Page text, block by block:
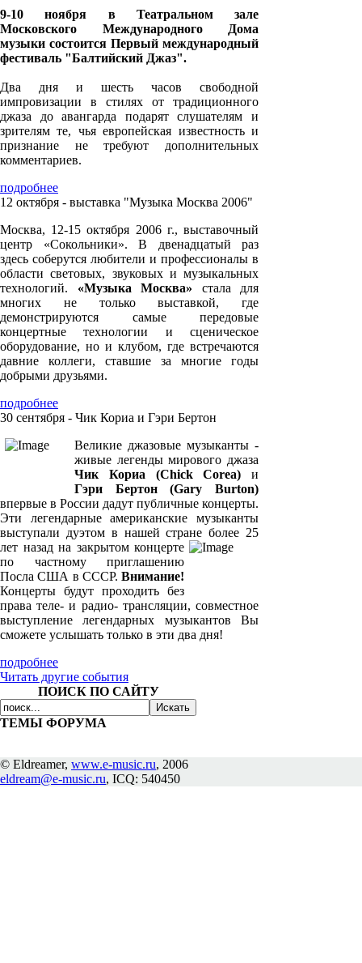
9-10 ноября в Театральном зале
Московского Международного Дома
музыки состоится Первый международный
фестиваль "Балтийский Джаз".
Два дня и шесть часов свободной
импровизации в стилях от традиционного
джаза до авангарда подарят слушателям и
зрителям те, чья европейская известность и
признание не требуют дополнительных
комментариев.
подробнее
12 октября - выставка "Музыка Москва 2006"
Москва, 12-15 октября 2006 г., выставочный
центр «Сокольники». В двенадцатый раз
здесь соберутся любители и профессионалы в
области световых, звуковых и музыкальных
технологий. «Музыка Москва» стала для
многих не только выставкой, где
демонстрируются самые передовые
концертные технологии и сценическое
оборудование, но и клубом, где встречаются
давние коллеги, ставшие за многие годы
добрыми друзьями.
подробнее
30 сентября - Чик Кориа и Гэри Бертон
Великие джазовые музыканты -
живые легенды мирового джаза
Чик Кориа (Chick Corea) и
Гэри Бертон (Gary Burton)
впервые в России дадут публичные концерты.
Эти легендарные американские музыканты
выступали дуэтом в нашей стране более 25
лет назад на закрытом концерте
по частному приглашению
Посла США в СССР. Внимание!
Концерты будут проходить без
права теле- и радио- трансляции, совместное
выступление легендарных музыкантов Вы
сможете услышать только в эти два дня!
подробнее
Читать другие события
ПОИСК ПО САЙТУ
ТЕМЫ ФОРУМА
© Eldreamer, www.e-music.ru, 2006
eldream@e-music.ru, ICQ: 540450